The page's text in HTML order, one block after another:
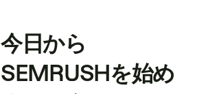
今日から
SEMRUSHを始め